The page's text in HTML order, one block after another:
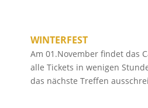
WINTERFEST
Am 01.November findet das
alle Tickets in wenigen
das nächste Treffen